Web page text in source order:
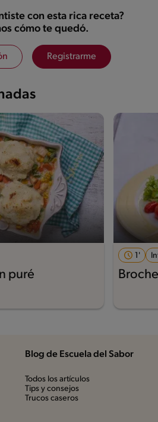
con esta rica receta?
cómo te quedó.
Registrarme
puré
1'
Blog de Escuela del Sabor
Todos los artículos
Tips y consejos
Trucos caseros